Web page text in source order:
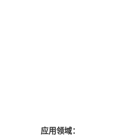
应用领域：